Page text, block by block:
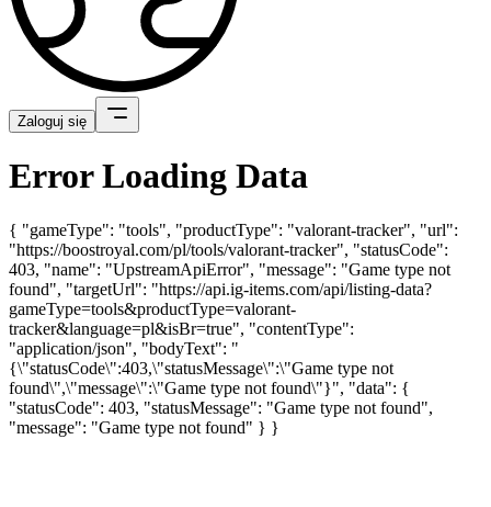
Zaloguj się
Error Loading Data
{ "gameType": "tools", "productType": "valorant-tracker", "url":
"https://boostroyal.com/pl/tools/valorant-tracker", "statusCode":
403, "name": "UpstreamApiError", "message": "Game type not
found", "targetUrl": "https://api.ig-items.com/api/listing-data?
gameType=tools&productType=valorant-
tracker&language=pl&isBr=true", "contentType":
"application/json", "bodyText": "
{\"statusCode\":403,\"statusMessage\":\"Game type not
found\",\"message\":\"Game type not found\"}", "data": {
"statusCode": 403, "statusMessage": "Game type not found",
"message": "Game type not found" } }